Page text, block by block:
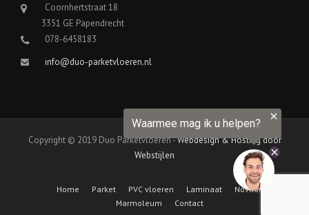
Coornhertstraat 18
3351 GE Papendrecht
078-6458183
info@duo-parketvloeren.nl
Copyright © 2019 Duo Parketvloeren -Webdesign & Hosting door
Webstijlen
Home Parket PVC vloeren Laminaat
Novilon
Marmoleum
Contact